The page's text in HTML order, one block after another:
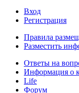
Вход
Регистрация
Правила
Разместить
Ответы на
Информация о
Life
Форум